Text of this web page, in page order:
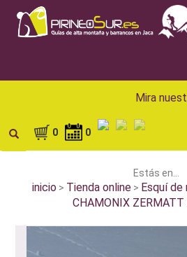
Mira
0 0
Estás en...
inicio > Tienda online > Esquí de
CHAMONIX